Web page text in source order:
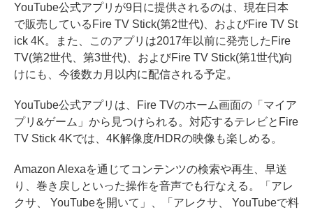
YouTube公式アプリが9日に提供されるのは、現在日本
で販売しているFire TV Stick(第2世代)、およびFire TV St
ick 4K。また、このアプリは2017年以前に発売したFire
TV(第2世代、第3世代)、およびFire TV Stick(第1世代)向
けにも、今後数カ月以内に配信される予定。
YouTube公式アプリは、Fire TVのホーム画面の「マイア
プリ&ゲーム」から見つけられる。対応するテレビとFire
TV Stick 4Kでは、4K解像度/HDRの映像も楽しめる。
Amazon Alexaを通じてコンテンツの検索や再生、早送
り、巻き戻しといった操作を音声でも行なえる。「アレ
クサ、 YouTubeを開いて」、「アレクサ、 YouTubeで料